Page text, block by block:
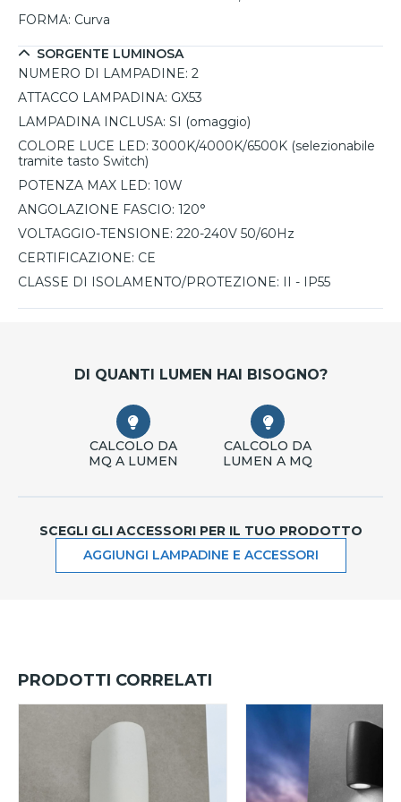
possibilità di sostituire le lampadine in base alle proprie
preferenze.
FORMA: Curva
SORGENTE LUMINOSA
NUMERO DI LAMPADINE: 2
ATTACCO LAMPADINA: GX53
LAMPADINA INCLUSA: SI (omaggio)
COLORE LUCE LED: 3000K/4000K/6500K (selezionabile
tramite tasto Switch)
POTENZA MAX LED: 10W
ANGOLAZIONE FASCIO: 120°
VOLTAGGIO-TENSIONE: 220-240V 50/60Hz
CERTIFICAZIONE: CE
CLASSE DI ISOLAMENTO/PROTEZIONE:
II - IP55
DI QUANTI LUMEN HAI BISOGNO?
CALCOLO DA
MQ A LUMEN
CALCOLO DA
LUMEN A MQ
SCEGLI GLI ACCESSORI PER IL TUO PRODOTTO
AGGIUNGI LAMPADINE E ACCESSORI
PRODOTTI CORRELATI